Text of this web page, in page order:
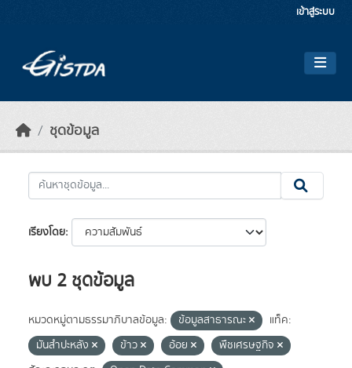
เข้าสู่ระบบ
ชุดข้อมูล
เรียงโดย
พบ 2 ชุดข้อมูล
หมวดหมู่ตามธรรมาภิบาลข้อมูล: ข้อมูลสาธารณะ
แท็ค:
มันสำปะหลัง
ข้าว อ้อย
พืชเศรษฐกิจ